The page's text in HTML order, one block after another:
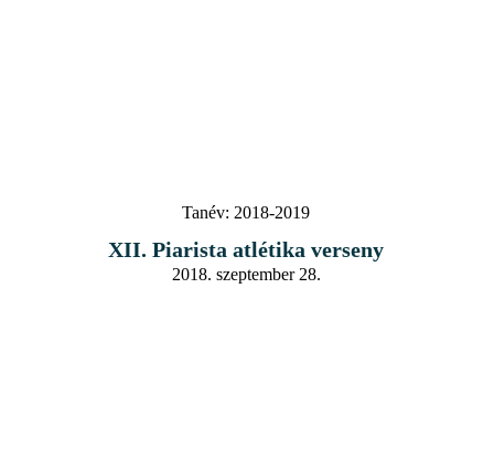
Tanév: 2018-2019
XII. Piarista atlétika verseny
2018. szeptember 28.